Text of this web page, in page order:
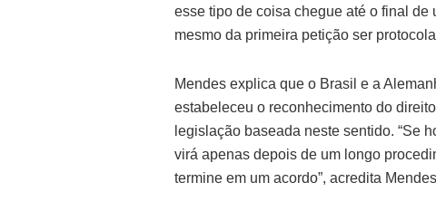
esse tipo de coisa chegue até o final
mesmo da primeira petição ser
Mendes explica que o Brasil e a
estabeleceu o reconhecimento do
legislação baseada neste sentido. “Se
virá apenas depois de um longo
termine em um acordo”, acredita